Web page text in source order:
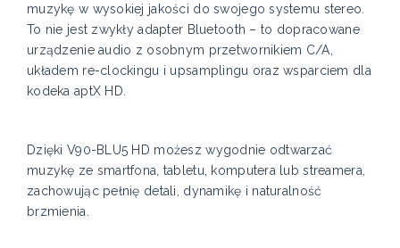
muzykę w wysokiej jakości do swojego systemu stereo.
To nie jest zwykły adapter Bluetooth – to dopracowane
urządzenie audio z osobnym przetwornikiem C/A,
układem re-clockingu i upsamplingu oraz wsparciem dla
kodeka aptX HD.
Dzięki V90-BLU5 HD możesz wygodnie odtwarzać
muzykę ze smartfona, tabletu, komputera lub streamera,
zachowując pełnię detali, dynamikę i naturalność
brzmienia.